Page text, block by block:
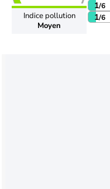
Indice pollution
Moyen
1/6
1/6